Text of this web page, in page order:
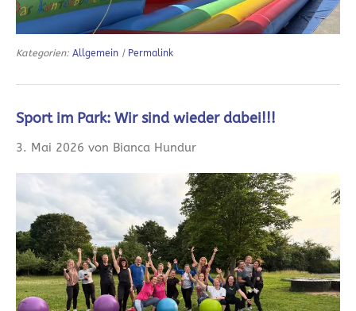
Kategorien: Allgemein | Permalink
Sport im Park: Wir sind wieder dabei!!!
3. Mai 2026 von Bianca Hundur